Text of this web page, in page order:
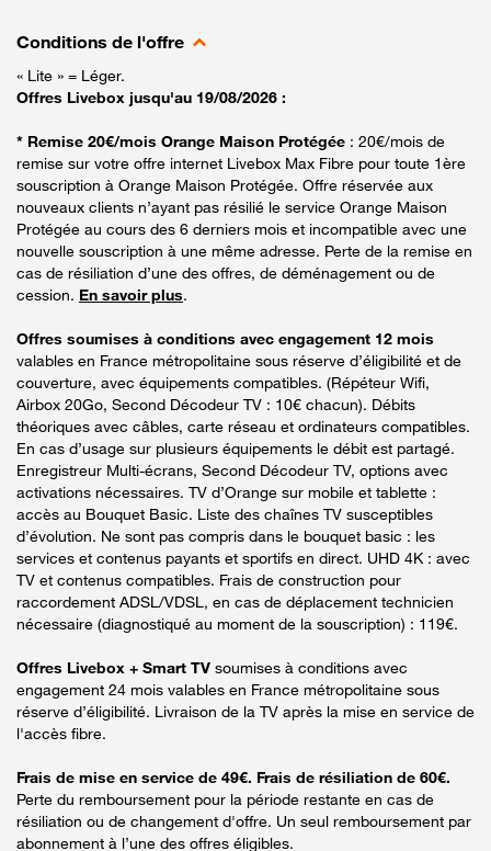
Conditions de l'offre
« Lite » = Léger.
Offres Livebox jusqu'au 19/08/2026 :
* Remise 20€/mois Orange Maison Protégée : 20€/mois de
remise sur votre offre internet Livebox Max Fibre pour toute 1ère
souscription à Orange Maison Protégée. Offre réservée aux
nouveaux clients n’ayant pas résilié le service Orange Maison
Protégée au cours des 6 derniers mois et incompatible avec une
nouvelle souscription à une même adresse. Perte de la remise en
cas de résiliation d’une des offres, de déménagement ou de
cession. En savoir plus.
Offres soumises à conditions avec engagement 12 mois
valables en France métropolitaine sous réserve d’éligibilité et de
couverture, avec équipements compatibles. (Répéteur Wifi,
Airbox 20Go, Second Décodeur TV : 10€ chacun). Débits
théoriques avec câbles, carte réseau et ordinateurs compatibles.
En cas d’usage sur plusieurs équipements le débit est partagé.
Enregistreur Multi-écrans, Second Décodeur TV, options avec
activations nécessaires. TV d’Orange sur mobile et tablette :
accès au Bouquet Basic. Liste des chaînes TV susceptibles
d’évolution. Ne sont pas compris dans le bouquet basic : les
services et contenus payants et sportifs en direct. UHD 4K : avec
TV et contenus compatibles. Frais de construction pour
raccordement ADSL/VDSL, en cas de déplacement technicien
nécessaire (diagnostiqué au moment de la souscription) : 119€.
Offres Livebox + Smart TV soumises à conditions avec
engagement 24 mois valables en France métropolitaine sous
réserve d’éligibilité. Livraison de la TV après la mise en service de
l'accès fibre.
Frais de mise en service de 49€. Frais de résiliation de 60€.
Perte du remboursement pour la période restante en cas de
résiliation ou de changement d'offre. Un seul remboursement par
abonnement à l’une des offres éligibles.